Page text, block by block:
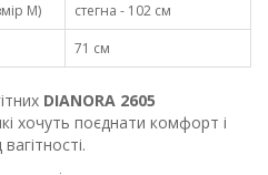
М)
стегна - 102 см
71 см
DIANORA 2605
хочуть поєднати комфорт і